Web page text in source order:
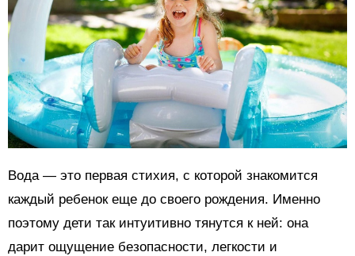
Вода — это первая стихия, с которой знакомится
каждый ребенок еще до своего рождения. Именно
поэтому дети так интуитивно тянутся к ней: она
дарит ощущение безопасности, легкости и